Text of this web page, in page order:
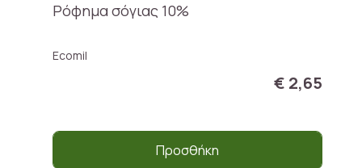
Ρόφημα σόγιας 10%
Ecomil
€ 2,65
Προσθήκη